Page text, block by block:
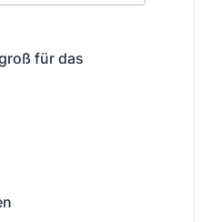
für das